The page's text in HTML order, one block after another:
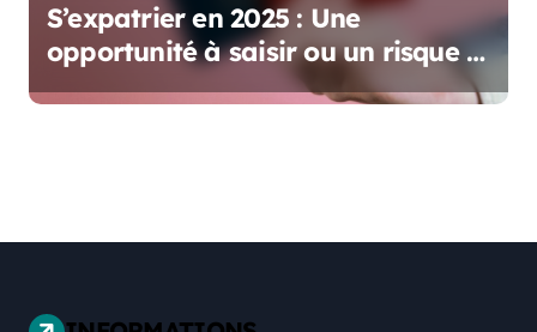
S’expatrier en 2025 : Une
opportunité à saisir ou un risque à
prendre ?